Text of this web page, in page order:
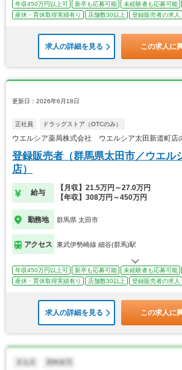
年収450万円以上可 新卒も応募可能 未経験者も応募可能
産休・育休取得実績有り
店舗数30以上 登録販売者の求人
求人の詳細を見る この求人に
更新日：2026年6月18日
正社員 ドラッグストア（OTCのみ）
ウエルシア薬局株式会社 ウエルシア太田新道町店
登録販売者（群馬県太田市／ウエル
店）
給与
【月収】21.5万円～27.0万円
【年収】308万円～450万円
勤務地 群馬県 太田市
アクセス 東武伊勢崎線 細谷(群馬)駅
年収450万円以上可 新卒も応募可能 未経験者も応募可能
産休・育休取得実績有り
店舗数30以上 登録販売者の求人
求人の詳細を見る この求人に